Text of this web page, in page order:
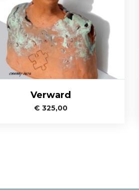
Verward
€ 325,00